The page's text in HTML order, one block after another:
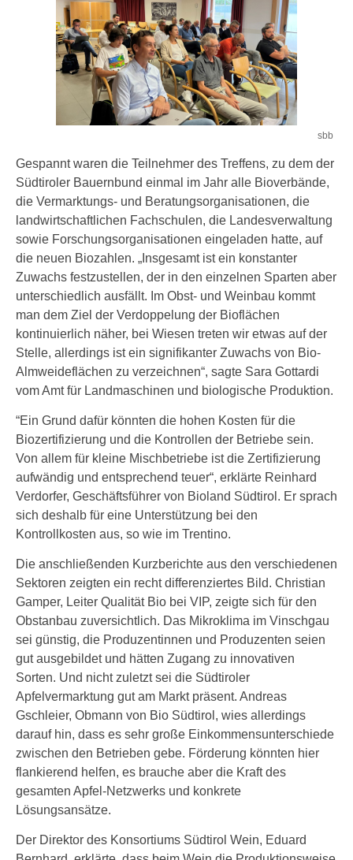
sbb
Gespannt waren die Teilnehmer des Treffens, zu dem der
Südtiroler Bauernbund einmal im Jahr alle Bioverbände,
die Vermarktungs- und Beratungsorganisationen, die
landwirtschaftlichen Fachschulen, die Landesverwaltung
sowie Forschungsorganisationen eingeladen hatte, auf
die neuen Biozahlen. „Insgesamt ist ein konstanter
Zuwachs festzustellen, der in den einzelnen Sparten aber
unterschiedlich ausfällt. Im Obst- und Weinbau kommt
man dem Ziel der Verdoppelung der Bioflächen
kontinuierlich näher, bei Wiesen treten wir etwas auf der
Stelle, allerdings ist ein signifikanter Zuwachs von Bio-
Almweideflächen zu verzeichnen“, sagte Sara Gottardi
vom Amt für Landmaschinen und biologische Produktion.
“Ein Grund dafür könnten die hohen Kosten für die
Biozertifizierung und die Kontrollen der Betriebe sein.
Von allem für kleine Mischbetriebe ist die Zertifizierung
aufwändig und entsprechend teuer“, erklärte Reinhard
Verdorfer, Geschäftsführer von Bioland Südtirol. Er sprach
sich deshalb für eine Unterstützung bei den
Kontrollkosten aus, so wie im Trentino.
Die anschließenden Kurzberichte aus den verschiedenen
Sektoren zeigten ein recht differenziertes Bild. Christian
Gamper, Leiter Qualität Bio bei VIP, zeigte sich für den
Obstanbau zuversichtlich. Das Mikroklima im Vinschgau
sei günstig, die Produzentinnen und Produzenten seien
gut ausgebildet und hätten Zugang zu innovativen
Sorten. Und nicht zuletzt sei die Südtiroler
Apfelvermarktung gut am Markt präsent. Andreas
Gschleier, Obmann von Bio Südtirol, wies allerdings
darauf hin, dass es sehr große Einkommensunterschiede
zwischen den Betrieben gebe. Förderung könnten hier
flankierend helfen, es brauche aber die Kraft des
gesamten Apfel-Netzwerks und konkrete
Lösungsansätze.
Der Direktor des Konsortiums Südtirol Wein, Eduard